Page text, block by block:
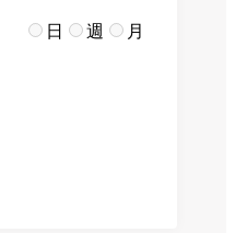
日 週 月